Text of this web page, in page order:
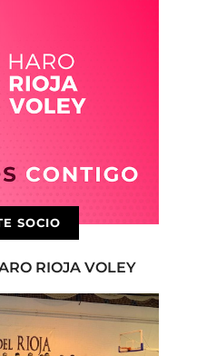
SOCIO
RIOJA VOLEY